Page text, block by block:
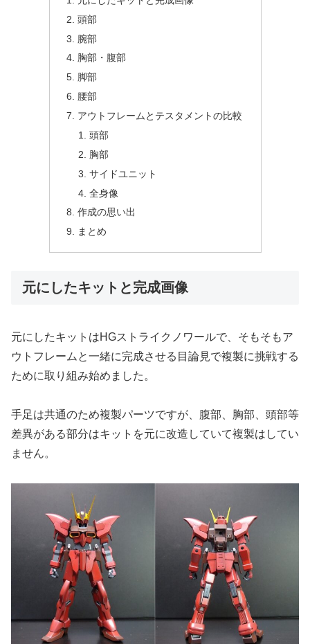
頭部
腕部
胸部・腹部
脚部
腰部
アウトフレームとテスタメントの比較
頭部
胸部
サイドユニット
全身像
作成の思い出
まとめ
元にしたキットと完成画像
元にしたキットはHGストライクノワールで、そもそもア
ウトフレームと一緒に完成させる目論見で複製に挑戦する
ために取り組み始めました。
手足は共通のため複製パーツですが、腹部、胸部、頭部等
差異がある部分はキットを元に改造していて複製はしてい
ません。